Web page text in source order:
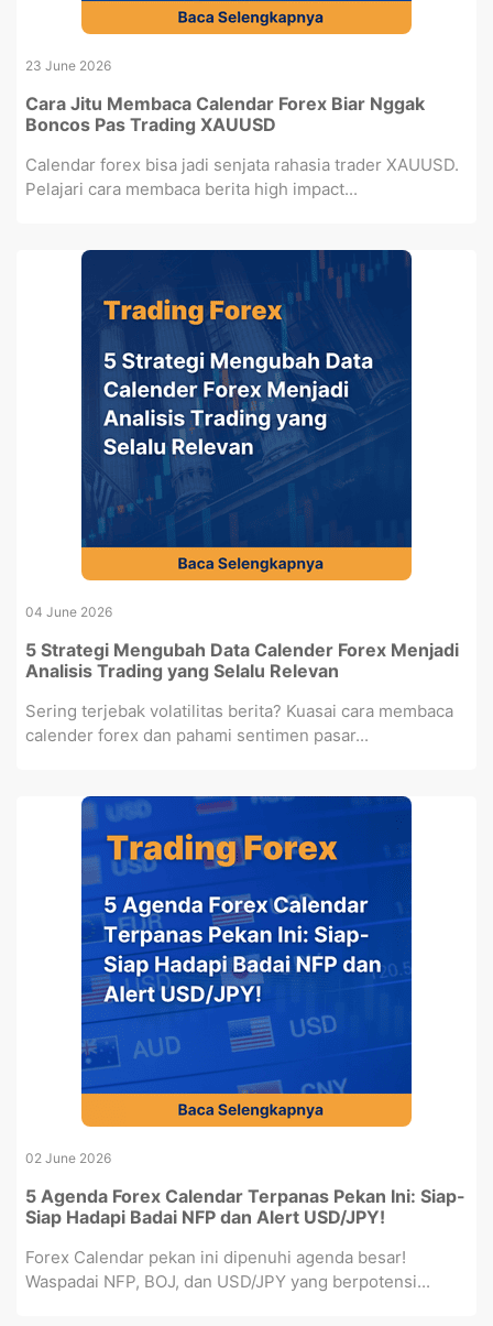
23 June 2026
Cara Jitu Membaca Calendar Forex Biar Nggak
Boncos Pas Trading XAUUSD
Calendar forex bisa jadi senjata rahasia trader XAUUSD.
Pelajari cara membaca berita high impact...
04 June 2026
5 Strategi Mengubah Data Calender Forex Menjadi
Analisis Trading yang Selalu Relevan
Sering terjebak volatilitas berita? Kuasai cara membaca
calender forex dan pahami sentimen pasar...
02 June 2026
5 Agenda Forex Calendar Terpanas Pekan Ini: Siap-
Siap Hadapi Badai NFP dan Alert USD/JPY!
Forex Calendar pekan ini dipenuhi agenda besar!
Waspadai NFP, BOJ, dan USD/JPY yang berpotensi...